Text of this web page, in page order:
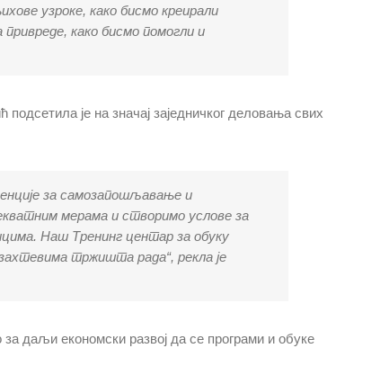
узроке, како бисмо креирали
како бисмо помогли и
је на значај заједничког деловања свих
за самозапошљавање и
мерама и створимо услове за
Наш Тренинг центар за обуку
тржишта рада“, рекла је
даљи економски развој да се програми и обуке